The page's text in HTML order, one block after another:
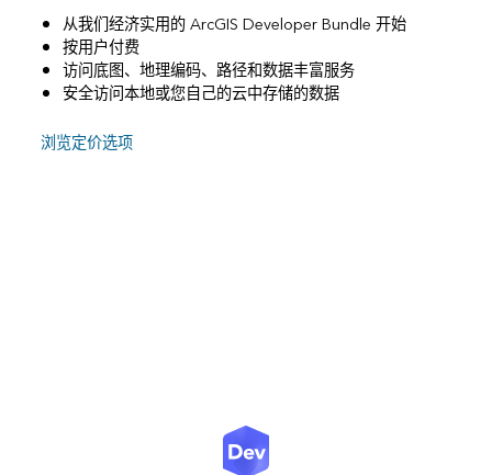
从我们经济实用的 ArcGIS Developer Bundle 开始
按用户付费
访问底图、地理编码、路径和数据丰富服务
安全访问本地或您自己的云中存储的数据
浏览定价选项